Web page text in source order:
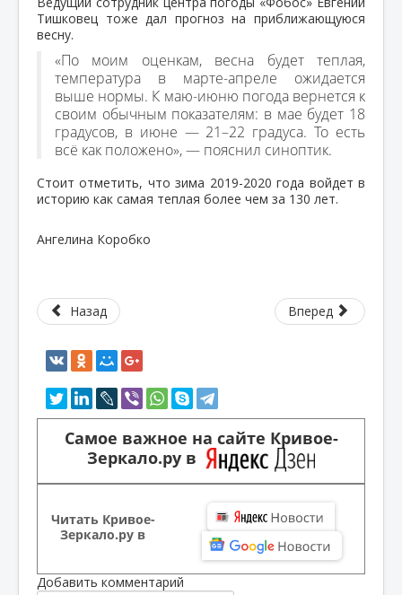
Тишковец тоже дал прогноз на приближающуюся
весну.
«По моим оценкам, весна будет теплая,
температура в марте-апреле ожидается
выше нормы. К маю-июню погода вернется к
своим обычным показателям: в мае будет 18
градусов, в июне — 21–22 градуса. То есть
всё как положено», — пояснил синоптик.
Стоит отметить, что зима 2019-2020 года войдет в
историю как самая теплая более чем за 130 лет.
Ангелина Коробко
Назад Вперед
Самое важное на сайте Кривое-
Зеркало.ру в
Читать Кривое-
Зеркало.ру в
Добавить комментарий